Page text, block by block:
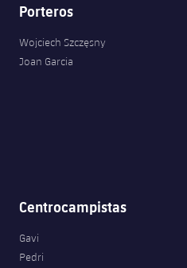
Porteros
Wojciech Szczęsny
Joan Garcia
Centrocampistas
Gavi
Pedri